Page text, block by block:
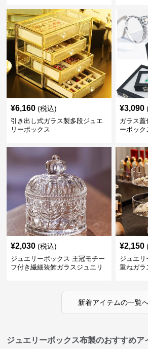
¥6,160 (税込)
引き出し式ガラス製多段ジュエ
リーボックス
¥3,090
ガラス蓋
ーボック
¥2,030 (税込)
ジュエリーボックス 王冠モチー
フ付き繊細装飾ガラスジュエリ
¥2,150
ジュエ
重ねガラ
新着アイテムの一覧
ジュエリーボックス布製のおすすめア